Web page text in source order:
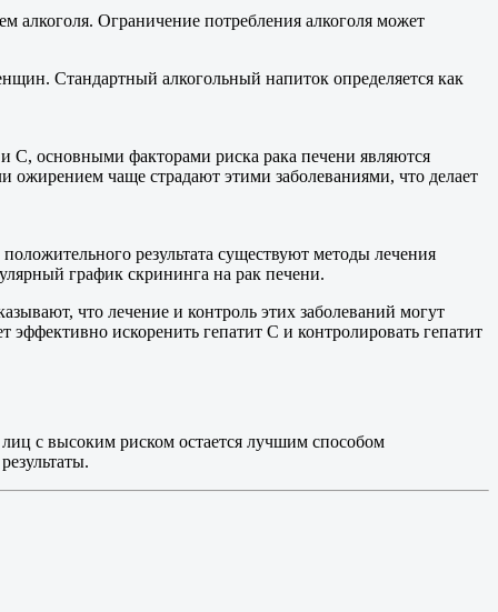
Ограничение потребления алкоголя может
Стандартный алкогольный напиток определяется как
С, основными факторами риска рака печени являются
чаще страдают этими заболеваниями, что делает
результата существуют методы лечения
график скрининга на рак печени.
что лечение и контроль этих заболеваний могут
искоренить гепатит С и контролировать гепатит
с высоким риском остается лучшим способом